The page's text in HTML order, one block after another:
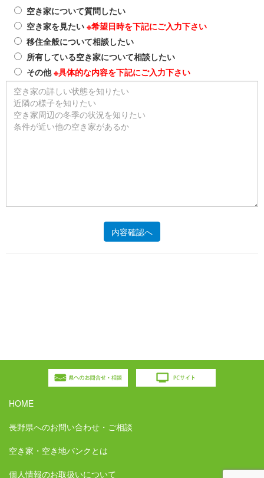
空き家について質問したい
空き家を見たい ※希望日時を下記にご入力下さい
移住全般について相談したい
所有している空き家について相談したい
その他※具体的な内容を下記にご入力下さい
HOME
長野県へのお問い合わせ・ご相談
空き家・空き地バンクとは
個人情報のお取扱いについて